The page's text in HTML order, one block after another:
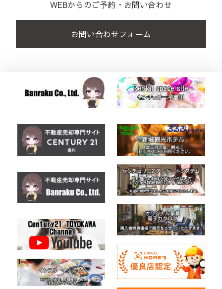
WEBからのご予約・お問い合わせ
お問い合わせフォーム